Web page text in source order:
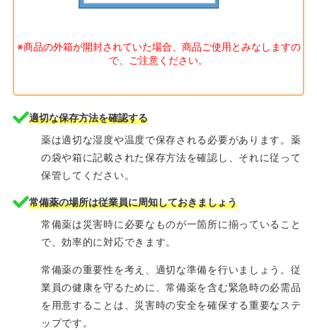
※商品の外箱が開封されていた場合、商品ご使用とみなしますの
で、ご注意ください。
適切な保存方法を確認する
薬は適切な湿度や温度で保存される必要があります。薬
の袋や箱に記載された保存方法を確認し、それに従って
保管してください。
常備薬の場所は従業員に周知しておきましょう
常備薬は災害時に必要なものが一箇所に揃っていること
で、効率的に対応できます。
常備薬の重要性を考え、適切な準備を行いましょう。従
業員の健康を守るために、常備薬を含む緊急時の必需品
を用意することは、災害時の安全を確保する重要なステ
ップです。